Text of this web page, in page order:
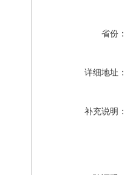
省份：
详细地址：
补充说明：